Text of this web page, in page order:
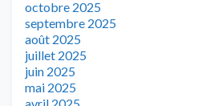
octobre 2025
septembre 2025
août 2025
juillet 2025
juin 2025
mai 2025